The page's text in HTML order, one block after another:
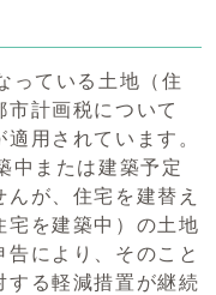
っている土地（住
計画税について
用されています。
中または建築予定
が、住宅を建替え
宅を建築中）の土地
により、そのこと
する軽減措置が継続